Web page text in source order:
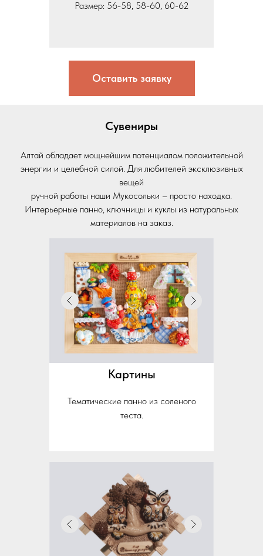
Размер: 56-58, 58-60, 60-62
Оставить заявку
Сувениры
Алтай обладает мощнейшим потенциалом положительной
энергии и целебной силой. Для любителей эксклюзивных
вещей
ручной работы наши Мукосольки – просто находка.
Интерьерные панно, ключницы и куклы из натуральных
материалов на заказ.
Картины
Тематические панно из соленого
теста.